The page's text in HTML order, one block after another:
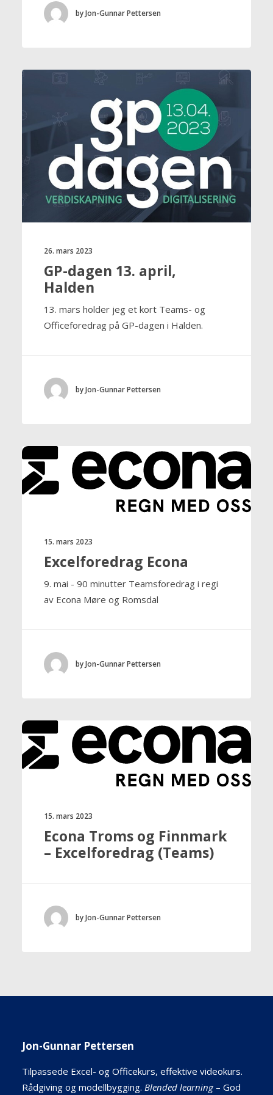
by Jon-Gunnar Pettersen
26. mars 2023
GP-dagen 13. april,
Halden
13. mars holder jeg et kort Teams- og
Officeforedrag på GP-dagen i Halden.
by Jon-Gunnar Pettersen
15. mars 2023
Excelforedrag Econa
9. mai - 90 minutter Teamsforedrag i regi
av Econa Møre og Romsdal
by Jon-Gunnar Pettersen
15. mars 2023
Econa Troms og Finnmark
– Excelforedrag (Teams)
by Jon-Gunnar Pettersen
Jon-Gunnar Pettersen
Tilpassede Excel- og Officekurs, effektive videokurs.
Rådgiving og modellbygging. Blended learning– God